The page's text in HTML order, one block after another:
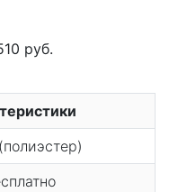
руб.